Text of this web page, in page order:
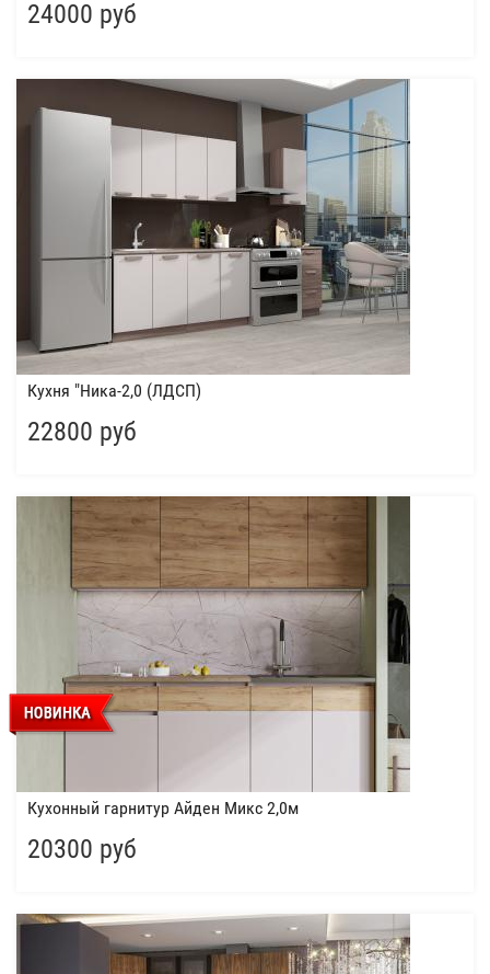
24000 руб
Кухня "Ника-2,0 (ЛДСП)
22800 руб
Кухонный гарнитур Айден Микс 2,0м
20300 руб